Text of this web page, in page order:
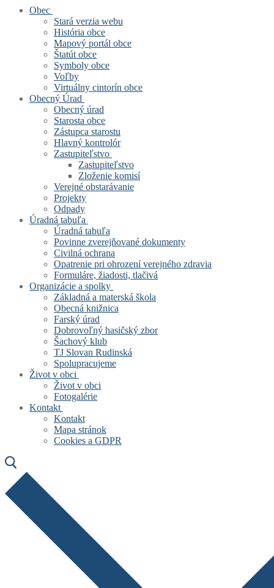
Obec
Stará verzia webu
História obce
Mapový portál obce
Štatút obce
Symboly obce
Voľby
Virtuálny cintorín obce
Obecný Úrad
Obecný úrad
Starosta obce
Zástupca starostu
Hlavný kontrolór
Zastupiteľstvo
Zastupiteľstvo
Zloženie komisí
Verejné obstarávanie
Projekty
Odpady
Úradná tabuľa
Úradná tabuľa
Povinne zverejňované dokumenty
Civilná ochrana
Opatrenie pri ohrození verejného zdravia
Formuláre, žiadosti, tlačivá
Organizácie a spolky
Základná a materská škola
Obecná knižnica
Farský úrad
Dobrovoľný hasičský zbor
Šachový klub
TJ Slovan Rudinská
Spolupracujeme
Život v obci
Život v obci
Fotogalérie
Kontakt
Kontakt
Mapa stránok
Cookies a GDPR